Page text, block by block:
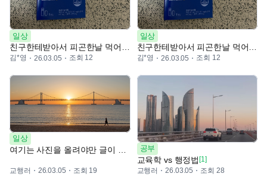
일상
김*영 26.03.05 조회 12
일상
김*영 26.03.05 조회 12
일상
교행러 26.03.05 조회 19
공부
교육학 vs 행정법[1]
교행러
26.03.05 조회 28